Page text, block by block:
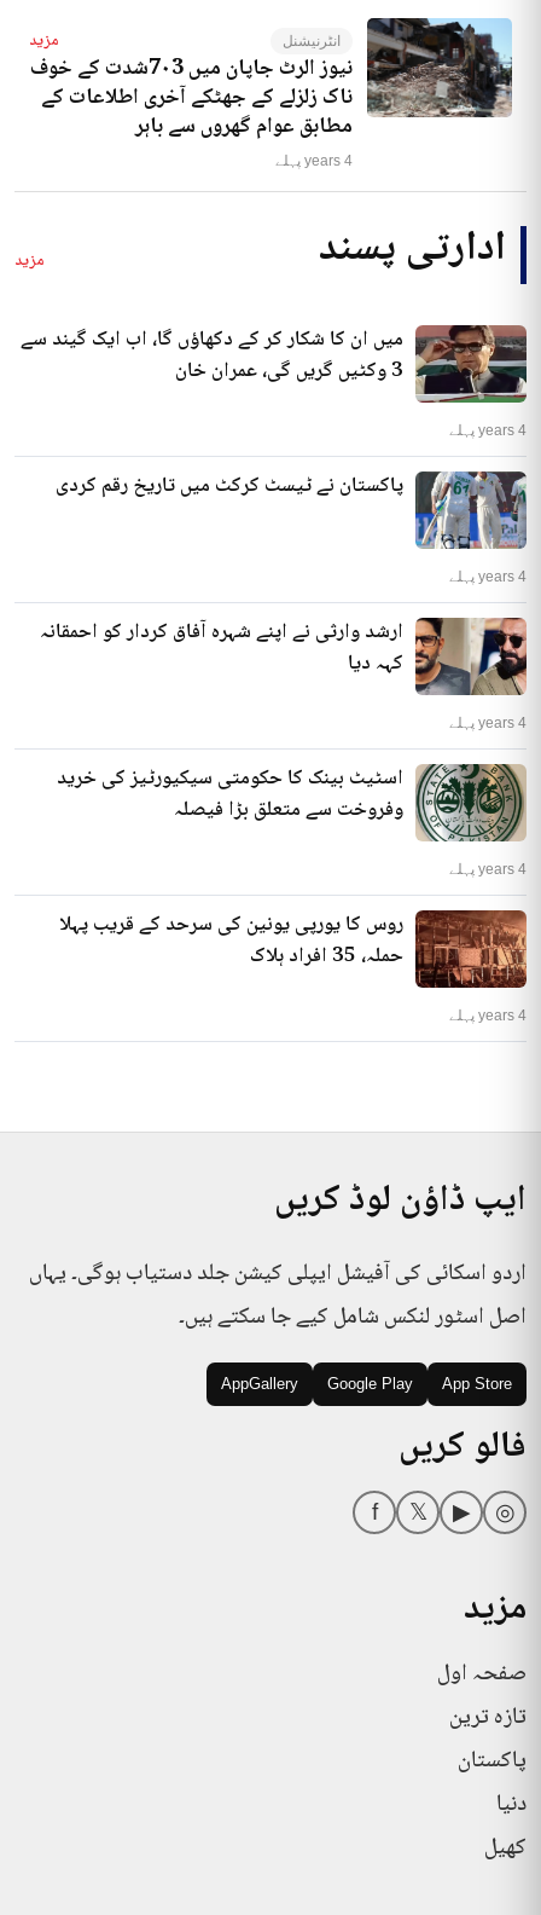
انٹرنیشنل مزید
نیوز الرٹ جاپان میں 7۰3شدت کے خوف
ناک زلزلے کے جھٹکے آخری اطلاعات کے
مطابق عوام گھروں سے باہر
4 years پہلے
ادارتی پسند مزید
میں ان کا شکار کر کے دکھاؤں گا، اب ایک گیند سے
3 وکٹیں گریں گی، عمران خان
4 years پہلے
پاکستان نے ٹیسٹ کرکٹ میں تاریخ رقم کردی
4 years پہلے
ارشد وارثی نے اپنے شہرہ آفاق کردار کو احمقانہ
کہہ دیا
4 years پہلے
اسٹیٹ بینک کا حکومتی سیکیورٹیز کی خرید
وفروخت سے متعلق بڑا فیصلہ
4 years پہلے
روس کا یورپی یونین کی سرحد کے قریب پہلا
حملہ، 35 افراد ہلاک
4 years پہلے
ایپ ڈاؤن لوڈ کریں
اردو اسکائی کی آفیشل ایپلی کیشن جلد دستیاب ہوگی۔ یہاں
اصل اسٹور لنکس شامل کیے جا سکتے ہیں۔
App Store
Google Play
AppGallery
فالو کریں
◎
▶
𝕏
f
مزید
صفحہ اول
تازہ ترین
پاکستان
دنیا
کھیل